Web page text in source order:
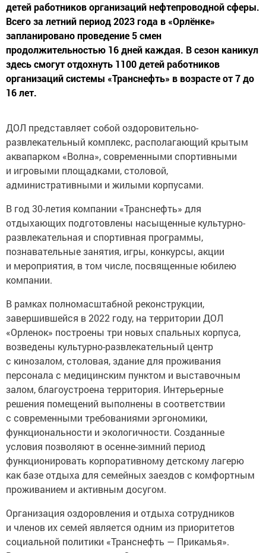
детей работников организаций нефтепроводной сферы.
Всего за летний период 2023 года в «Орлёнке»
запланировано проведение 5 смен
продолжительностью 16 дней каждая. В сезон каникул
здесь смогут отдохнуть 1100 детей работников
организаций системы «Транснефть» в возрасте от 7 до
16 лет.
ДОЛ представляет собой оздоровительно-
развлекательный комплекс, располагающий крытым
аквапарком «Волна», современными спортивными
и игровыми площадками, столовой,
административными и жилыми корпусами.
В год 30-летия компании «Транснефть» для
отдыхающих подготовлены насыщенные культурно-
развлекательная и спортивная программы,
познавательные занятия, игры, конкурсы, акции
и мероприятия, в том числе, посвященные юбилею
компании.
В рамках полномасштабной реконструкции,
завершившейся в 2022 году, на территории ДОЛ
«Орленок» построены три новых спальных корпуса,
возведены культурно-развлекательный центр
с кинозалом, столовая, здание для проживания
персонала с медицинским пунктом и выставочным
залом, благоустроена территория. Интерьерные
решения помещений выполнены в соответствии
с современными требованиями эргономики,
функциональности и экологичности. Созданные
условия позволяют в осенне-зимний период
функционировать корпоративному детскому лагерю
как базе отдыха для семейных заездов с комфортным
проживанием и активным досугом.
Организация оздоровления и отдыха сотрудников
и членов их семей является одним из приоритетов
социальной политики «Транснефть — Прикамья».